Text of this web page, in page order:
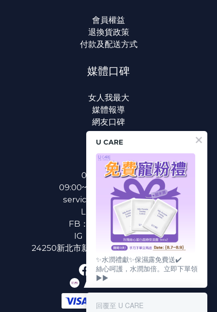
會員權益
退換貨政策
付款及配送方式
媒體口碑
女人我最大
媒體報導
網友口碑
聯絡我們
0800-233-233
09:00~18:00(國定假日除外)
service@u-care.com.tw
LINE：
@ucare
FB：
U CARE 美麗粉專
IG：
ucare.tw2002
24250新北市新莊區新北大道二段312號3樓
U CARE
✨水潤禮獻✨保濕露免費送✔️
絲心呵護，水潤加倍。立即下單領
▶▶
回覆至 U CARE